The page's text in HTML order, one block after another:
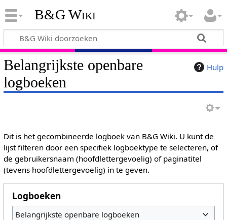
B&G Wiki
Hulp
Belangrijkste openbare
logboeken
Dit is het gecombineerde logboek van B&G Wiki. U kunt de
lijst filteren door een specifiek logboektype te selecteren, of
de gebruikersnaam (hoofdlettergevoelig) of paginatitel
(tevens hoofdlettergevoelig) in te geven.
Logboeken
Belangrijkste openbare logboeken